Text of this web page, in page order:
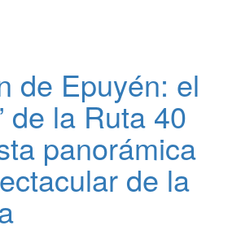
de Epuyén: el
de la Ruta 40
panorámica
de la